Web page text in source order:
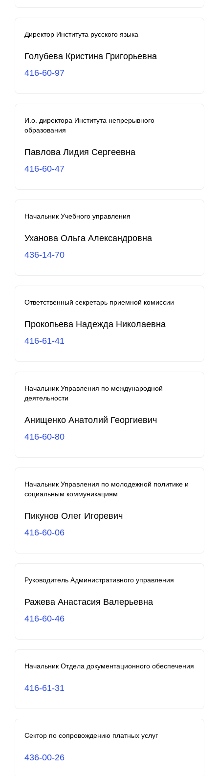
Директор Института русского языка
Голубева Кристина Григорьевна
416-60-97
И.о. директора Института непрерывного
образования
Павлова Лидия Сергеевна
416-60-47
Начальник Учебного управления
Уханова Ольга Александровна
436-14-70
Ответственный секретарь приемной комиссии
Прокопьева Надежда Николаевна
416-61-41
Начальник Управления по международной
деятельности
Анищенко Анатолий Георгиевич
416-60-80
Начальник Управления по молодежной политике и
социальным коммуникациям
Пикунов Олег Игоревич
416-60-06
Руководитель Административного управления
Ражева Анастасия Валерьевна
416-60-46
Начальник Отдела документационного обеспечения
416-61-31
Сектор по сопровождению платных услуг
436-00-26